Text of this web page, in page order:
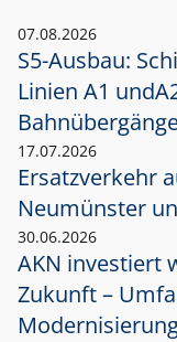
07.08.2026
S5-Ausbau:
Linien A1 und
17.07.2026
Ersatzverkehr
Neumünster
30.06.2026
AKN investiert
Zukunft –